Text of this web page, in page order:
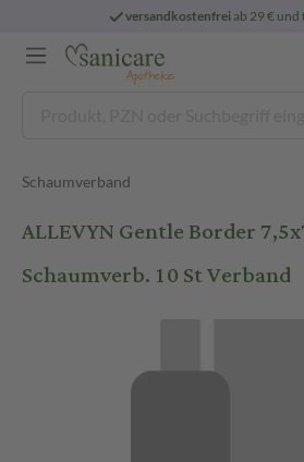
versandkostenfreiab 29 € und
Schaumverband
ALLEVYN Gentle Border
Schaumverb. 10 St Verband